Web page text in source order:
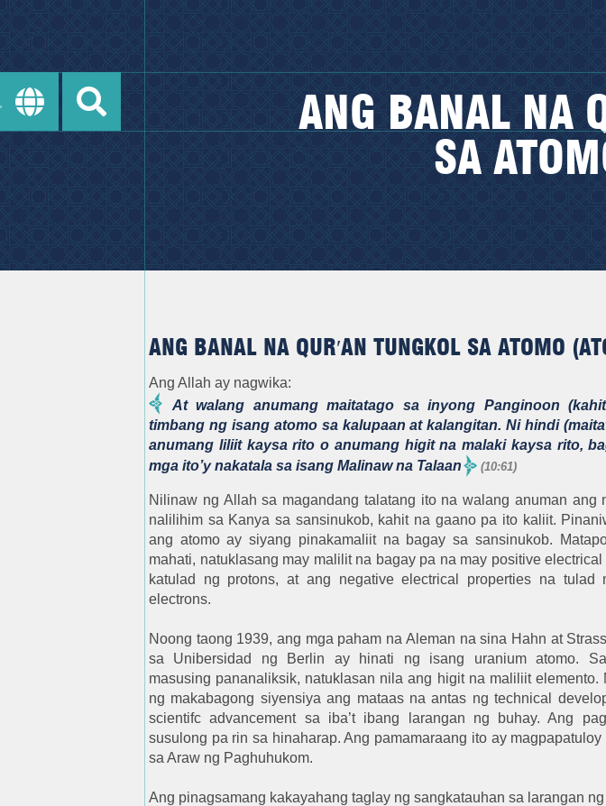
ANG BANAL NA
SA
ANG BANAL NA QUR′AN TUNGKOL SA ATOMO
Ang Allah ay nagwika:
At walang anumang maitatago sa inyong Panginoon
timbang ng isang atomo sa kalupaan at kalangitan. Ni hindi
anumang liliit kaysa rito o anumang higit na malaki kaysa rito,
mga ito’y nakatala sa isang Malinaw na Talaan
(10:61)
Nilinaw ng Allah sa magandang talatang ito na walang anuman ang
nalilihim sa Kanya sa sansinukob, kahit na gaano pa ito kaliit.
ang atomo ay siyang pinakamaliit na bagay sa sansinukob.
mahati, natuklasang may malilit na bagay pa na may positive
katulad ng protons, at ang negative electrical properties na tulad
electrons.
Noong taong 1939, ang mga paham na Aleman na sina Hahn at
sa Unibersidad ng Berlin ay hinati ng isang uranium atomo.
masusing pananaliksik, natuklasan nila ang higit na maliliit elemento.
ng makabagong siyensiya ang mataas na antas ng technical
scientifc advancement sa iba’t ibang larangan ng buhay. Ang
susulong pa rin sa hinaharap. Ang pamamaraang ito ay magpapatuloy
sa Araw ng Paghuhukom.
Ang pinagsamang kakayahang taglay ng sangkatauhan sa larangan